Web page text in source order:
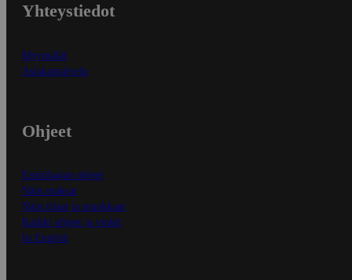
Yhteystiedot
Myymälät
Asiakaspalvelu
Ohjeet
Ensitilaajan ohjeet
Näin maksat
Näin tilaat ja muokkaat
Kaikki ohjeet ja vinkit
In English